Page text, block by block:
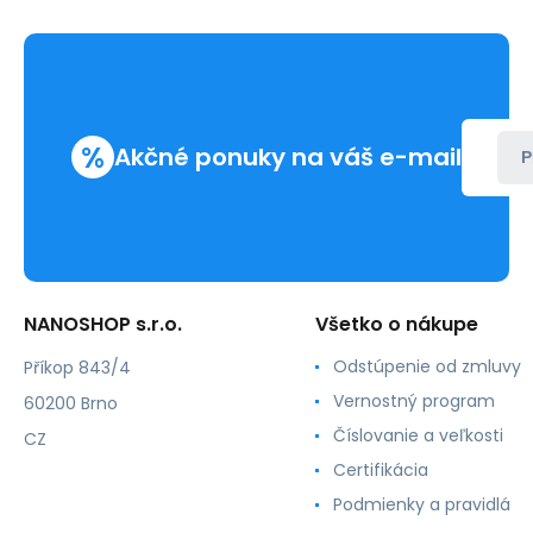
% Akčné ponuky na váš e-mail
NANOSHOP s.r.o.
Příkop 843/4
60200 Brno
CZ
Všetko o nákupe
Odstúpenie od zmluvy
Vernostný program
Číslovanie a veľkosti
Certifikácia
Podmienky a pravidlá